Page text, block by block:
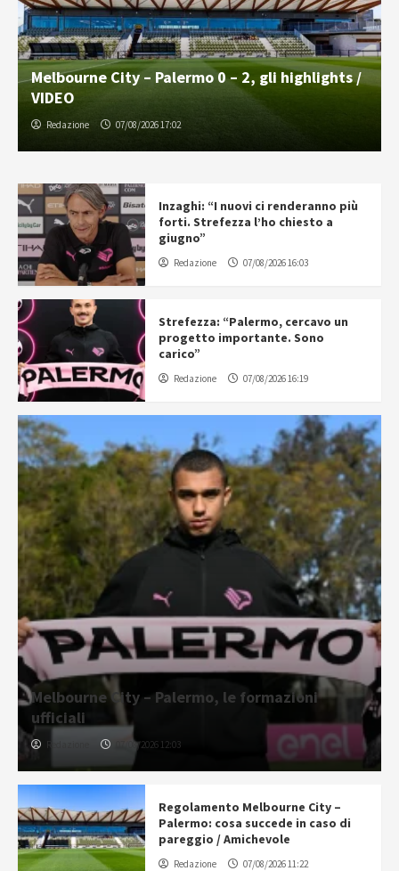
Melbourne City – Palermo 0 – 2, gli highlights /
VIDEO
Redazione 07/08/2026 17:02
Inzaghi: “I nuovi ci renderanno più
forti. Strefezza l’ho chiesto a
giugno”
Redazione 07/08/2026 16:03
Strefezza: “Palermo, cercavo un
progetto importante. Sono
carico”
Redazione 07/08/2026 16:19
Melbourne City – Palermo, le formazioni
ufficiali
07/08/2026 12:03
Regolamento Melbourne City –
Palermo: cosa succede in caso di
pareggio / Amichevole
Redazione 07/08/2026 11:22